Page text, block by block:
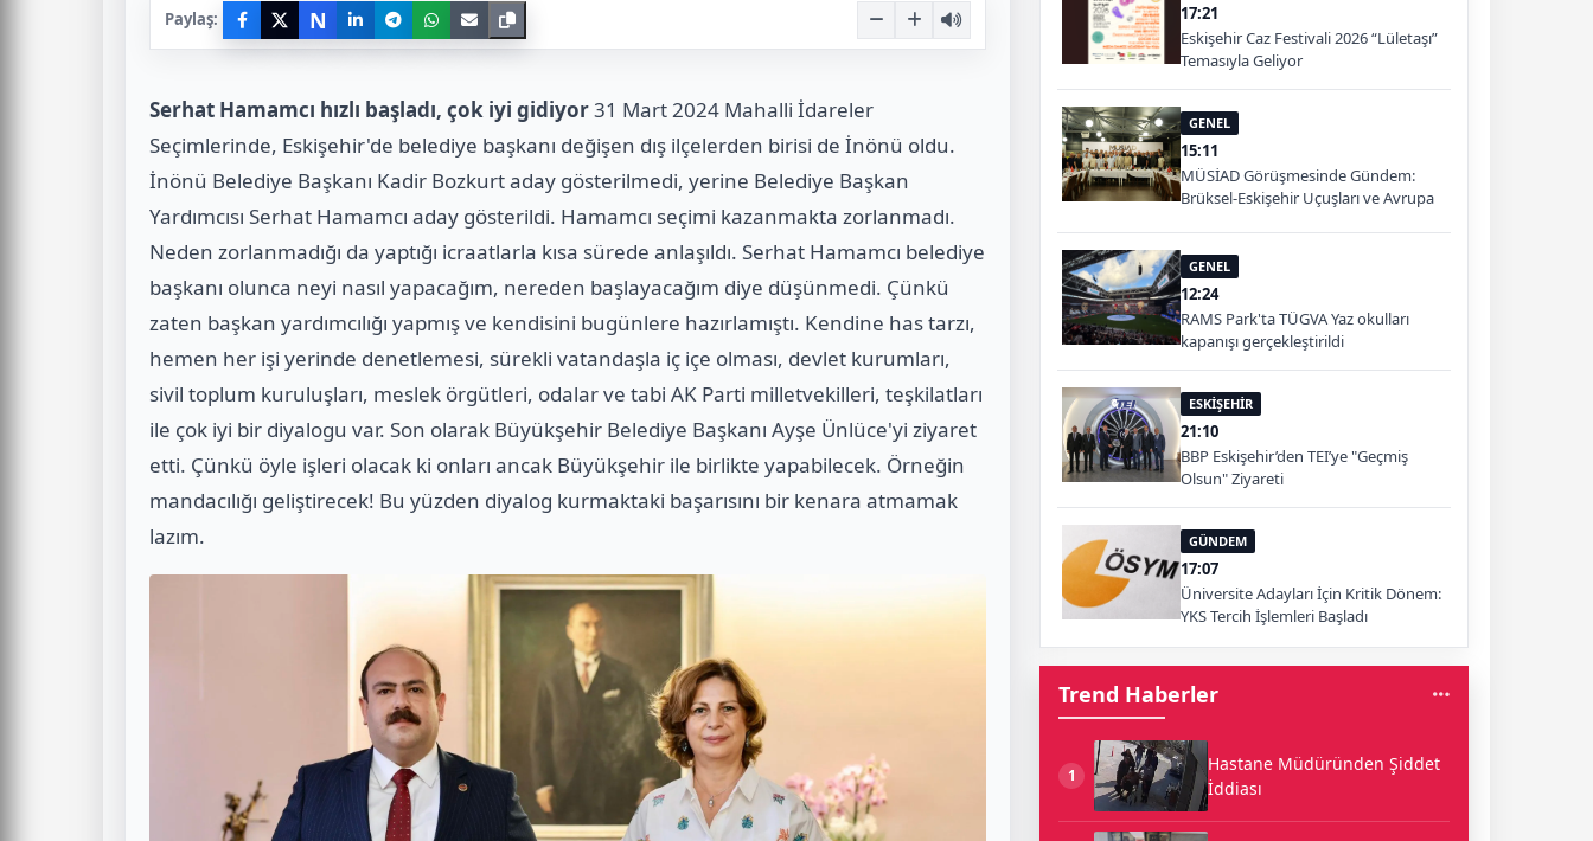
Paylaş: N
Serhat Hamamcı hızlı başladı, çok iyi gidiyor31 Mart 2024 Mahalli İdareler
Seçimlerinde, Eskişehir'de belediye başkanı değişen dış ilçelerden birisi de İnönü oldu.
İnönü Belediye Başkanı Kadir Bozkurt aday gösterilmedi, yerine Belediye Başkan
Yardımcısı Serhat Hamamcı aday gösterildi. Hamamcı seçimi kazanmakta zorlanmadı.
Neden zorlanmadığı da yaptığı icraatlarla kısa sürede anlaşıldı. Serhat Hamamcı belediye
başkanı olunca neyi nasıl yapacağım, nereden başlayacağım diye düşünmedi. Çünkü
zaten başkan yardımcılığı yapmış ve kendisini bugünlere hazırlamıştı. Kendine has tarzı,
hemen her işi yerinde denetlemesi, sürekli vatandaşla iç içe olması, devlet kurumları,
sivil toplum kuruluşları, meslek örgütleri, odalar ve tabi AK Parti milletvekilleri, teşkilatları
ile çok iyi bir diyalogu var. Son olarak Büyükşehir Belediye Başkanı Ayşe Ünlüce'yi ziyaret
etti. Çünkü öyle işleri olacak ki onları ancak Büyükşehir ile birlikte yapabilecek. Örneğin
mandacılığı geliştirecek! Bu yüzden diyalog kurmaktaki başarısını bir kenara atmamak
lazım.
17:21
Eskişehir Caz Festivali 2026 “Lületaşı”
Temasıyla Geliyor
GENEL
15:11
MÜSİAD Görüşmesinde Gündem:
Brüksel-Eskişehir Uçuşları ve Avrupa
GENEL
12:24
RAMS Park'ta TÜGVA Yaz okulları
kapanışı gerçekleştirildi
ESKİŞEHİR
21:10
BBP Eskişehir’den TEI’ye "Geçmiş
Olsun" Ziyareti
GÜNDEM
17:07
Üniversite Adayları İçin Kritik Dönem:
YKS Tercih İşlemleri Başladı
Trend Haberler
1
Hastane Müdüründen Şiddet
İddiası